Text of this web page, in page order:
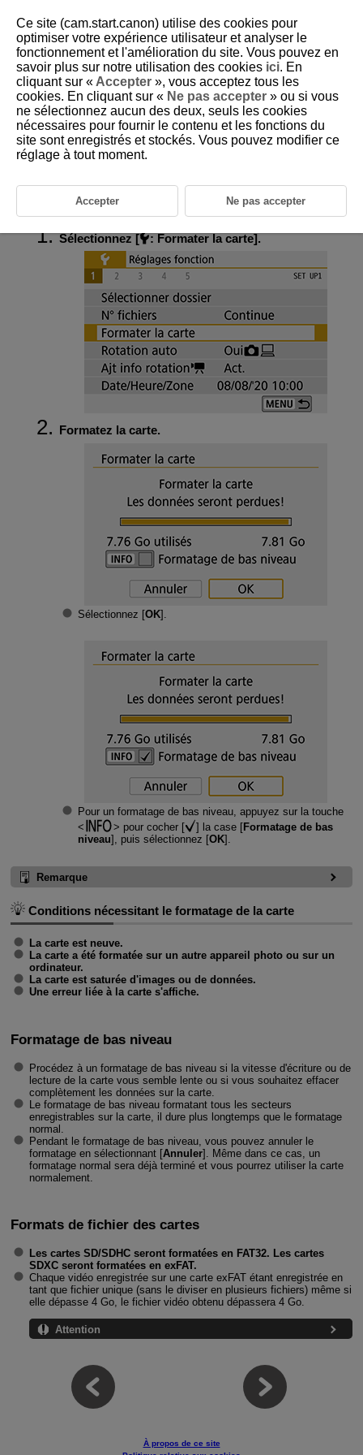
D102-172
Formatage
Si la carte est neuve ou a été formatée précédemment (initialisée) sur un
autre appareil photo ou ordinateur, formatez-la avec cet appareil photo.
Sélectionnez [ : Formater la carte].
Formatez la carte.
Sélectionnez [OK].
Pour un formatage de bas niveau, appuyez sur la touche
pour cocher [
] la case [Formatage de bas
niveau], puis sélectionnez [OK].
Remarque
Conditions nécessitant le formatage de la carte
La carte est neuve.
La carte a été formatée sur un autre appareil photo ou sur un
ordinateur.
La carte est saturée d'images ou de données.
Une erreur liée à la carte s'affiche.
Formatage de bas niveau
Procédez à un formatage de bas niveau si la vitesse d'écriture ou de
lecture de la carte vous semble lente ou si vous souhaitez effacer
complètement les données sur la carte.
Le formatage de bas niveau formatant tous les secteurs
enregistrables sur la carte, il dure plus longtemps que le formatage
normal.
Pendant le formatage de bas niveau, vous pouvez annuler le
formatage en sélectionnant [Annuler]. Même dans ce cas, un
formatage normal sera déjà terminé et vous pourrez utiliser la carte
normalement.
Formats de fichier des cartes
Les cartes SD/SDHC seront formatées en FAT32. Les cartes
SDXC seront formatées en exFAT.
Chaque vidéo enregistrée sur une carte exFAT étant enregistrée en
tant que fichier unique (sans le diviser en plusieurs fichiers) même si
elle dépasse 4 Go, le fichier vidéo obtenu dépassera 4 Go.
Attention
À propos de ce site
Ce site (cam.start.canon) utilise des cookies pour
optimiser votre expérience utilisateur et analyser le
fonctionnement et l'amélioration du site. Vous pouvez en
savoir plus sur notre utilisation des cookies ici. En
cliquant sur « Accepter », vous acceptez tous les
cookies. En cliquant sur « Ne pas accepter » ou si vous
ne sélectionnez aucun des deux, seuls les cookies
nécessaires pour fournir le contenu et les fonctions du
site sont enregistrés et stockés. Vous pouvez modifier ce
réglage à tout moment.
Accepter Ne pas accepter